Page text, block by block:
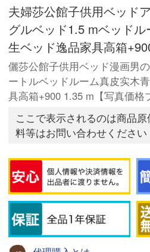
夫婦莎公館子供用ベッド
グルベッド1.5 mベッド
生ベッド逸品家具高箱
儷莎公館子供用ベッド漫画男
ートルベッドルーム真皮实木
具高箱+900 1.35 m【写真価格
ここで表示されるのは商品
料等はお問い合わせください